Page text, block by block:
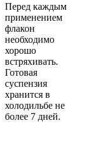
Перед каждым
применением
флакон
необходимо
хорошо
встряхивать.
Готовая
суспензия
хранится в
холодильбе не
более 7 дней.